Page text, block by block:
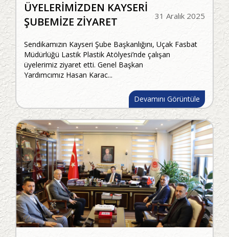
31 Aralık 2025
ÜYELERİMİZDEN KAYSERİ
ŞUBEMİZE ZİYARET
Sendikamızın Kayseri Şube Başkanlığını, Uçak Fasbat
Müdürlüğü Lastik Plastik Atölyesi’nde çalışan
üyelerimiz ziyaret etti. Genel Başkan
Yardımcımız Hasan Karac...
Devamını Görüntüle